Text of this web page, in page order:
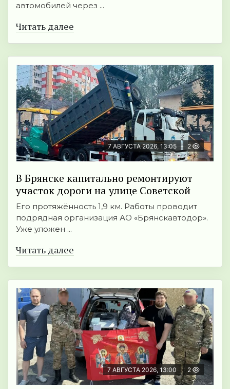
автомобилей через ...
Читать далее
7 АВГУСТА 2026, 13:05 2
В Брянске капитально ремонтируют
участок дороги на улице Советской
Его протяжённость 1,9 км. Работы проводит
подрядная организация АО «Брянскавтодор».
Уже уложен ...
Читать далее
7 АВГУСТА 2026, 13:00 2